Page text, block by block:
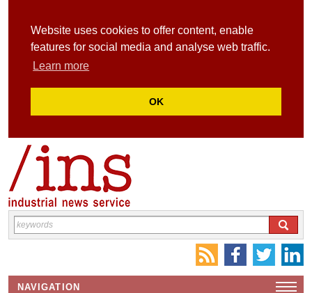
Website uses cookies to offer content, enable
features for social media and analyse web traffic.
Learn more
OK
NAVIGATION